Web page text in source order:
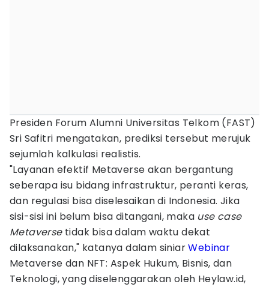
Presiden Forum Alumni Universitas Telkom (FAST)
Sri Safitri mengatakan, prediksi tersebut merujuk
sejumlah kalkulasi realistis.
"Layanan efektif Metaverse akan bergantung
seberapa isu bidang infrastruktur, peranti keras,
dan regulasi bisa diselesaikan di Indonesia. Jika
sisi-sisi ini belum bisa ditangani, maka use case
Metaversetidak bisa dalam waktu dekat
dilaksanakan," katanya dalam siniarWebinar
Metaverse dan NFT: Aspek Hukum, Bisnis, dan
Teknologi, yang diselenggarakan oleh Heylaw.id,